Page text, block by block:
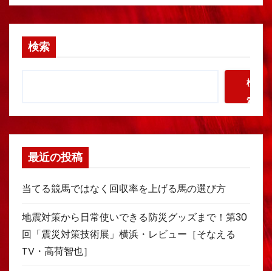
検索
検
索
最近の投稿
当てる競馬ではなく回収率を上げる馬の選び方
地震対策から日常使いできる防災グッズまで！第30
回「震災対策技術展」横浜・レビュー［そなえる
TV・高荷智也］